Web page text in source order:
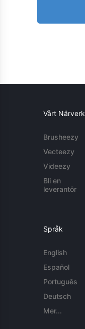
Vårt Närverk
Brusheezy
Vecteezy
Videezy
Bli en
leverantör
Språk
English
Español
Português
Deutsch
Mer...